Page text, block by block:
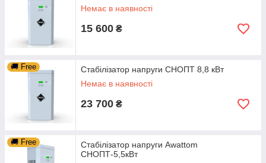
Немає в наявності
15 600 ₴
🚚 Free
Стабілізатор напруги СНОПТ 8,8 кВт
Немає в наявності
23 700 ₴
🚚 Free
Стабілізатор напруги Awattom
СНОПТ-5,5кВт